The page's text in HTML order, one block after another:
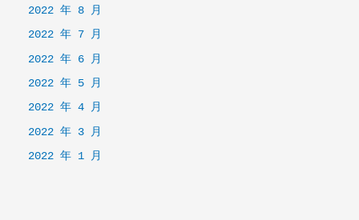
2022 年 8 月
2022 年 7 月
2022 年 6 月
2022 年 5 月
2022 年 4 月
2022 年 3 月
2022 年 1 月